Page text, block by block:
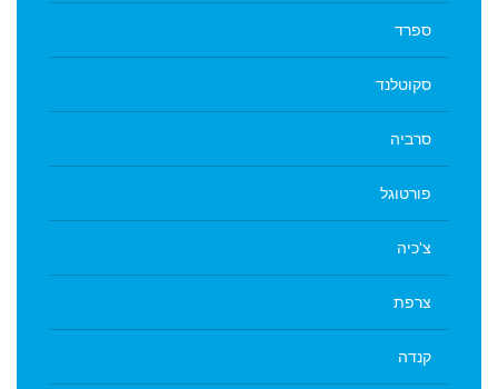
ספרד
סקוטלנד
סרביה
פורטוגל
צ'כיה
צרפת
קנדה